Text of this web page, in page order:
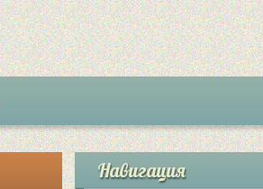
Навигация